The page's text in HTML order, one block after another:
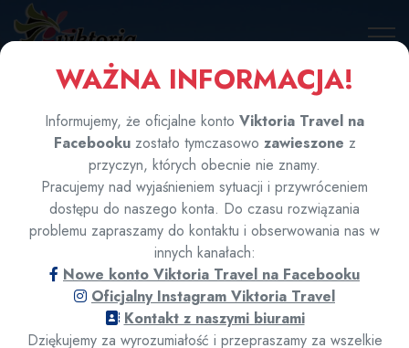
🍪 Polityka cookies
prawidłowego działania strony oraz ulepszania
doświadczeń użytkowników. Zbieramy dane analityczne
(Google Analytics) oraz korzystamy z narzędzi do czatu na
żywo (SmartSupp), które mogą wykorzystywać cookies.
Korzystając z serwisu, wyrażasz zgodę na ich używanie.
Polityka prywatności
Akceptuję Odrzucam
WAŻNA INFORMACJA!
Informujemy, że oficjalne konto Viktoria Travel na
Facebookuzostało tymczasowo zawieszone z
przyczyn, których obecnie nie znamy.
Pracujemy nad wyjaśnieniem sytuacji i przywróceniem
dostępu do naszego konta. Do czasu rozwiązania
problemu zapraszamy do kontaktu i obserwowania nas w
innych kanałach:
Nowe konto Viktoria Travel na Facebooku
Oficjalny Instagram Viktoria Travel
Kontakt z naszymi biurami
Dziękujemy za wyrozumiałość i przepraszamy za wszelkie
Złóż zamówienie
online